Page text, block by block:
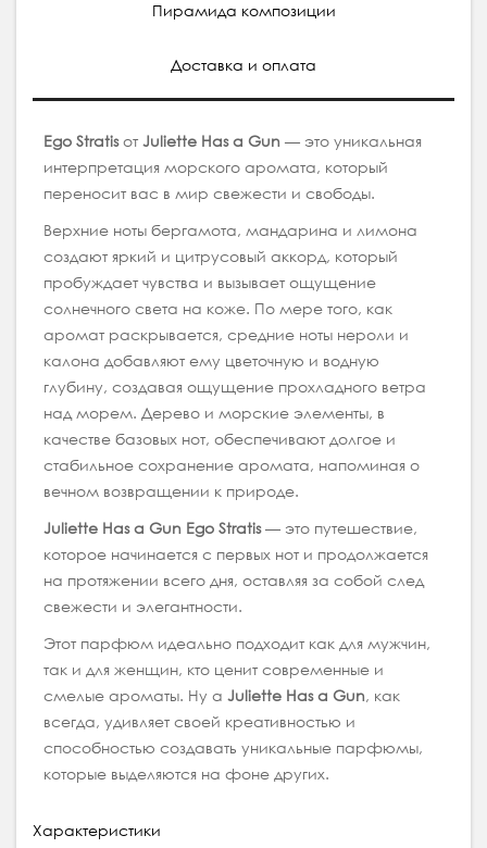
Пирамида композиции
Доставка и оплата
Ego Stratisот Juliette Has a Gun — это уникальная
интерпретация морского аромата, который
переносит вас в мир свежести и свободы.
Верхние ноты бергамота, мандарина и лимона
создают яркий и цитрусовый аккорд, который
пробуждает чувства и вызывает ощущение
солнечного света на коже. По мере того, как
аромат раскрывается, средние ноты нероли и
калона добавляют ему цветочную и водную
глубину, создавая ощущение прохладного ветра
над морем. Дерево и морские элементы, в
качестве базовых нот, обеспечивают долгое и
стабильное сохранение аромата, напоминая о
вечном возвращении к природе.
Juliette Has a Gun Ego Stratis— это путешествие,
которое начинается с первых нот и продолжается
на протяжении всего дня, оставляя за собой след
свежести и элегантности.
Этот парфюм идеально подходит как для мужчин,
так и для женщин, кто ценит современные и
смелые ароматы. Ну а Juliette Has a Gun, как
всегда, удивляет своей креативностью и
способностью создавать уникальные парфюмы,
которые выделяются на фоне других.
Характеристики